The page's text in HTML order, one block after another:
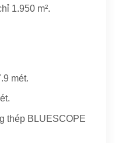
1.950 m².
mét.
thép BLUESCOPE